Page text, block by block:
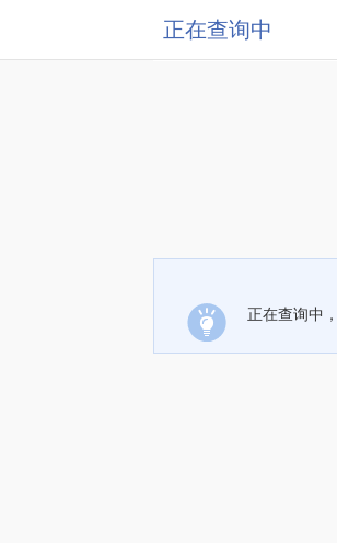
正在查询中
正在查询中